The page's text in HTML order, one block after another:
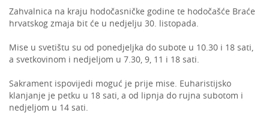
Zahvalnica na kraju hodočasničke godine te hodočašće Braće
hrvatskog zmaja bit će u nedjelju 30. listopada.
Mise u svetištu su od ponedjeljka do subote u 10.30 i 18 sati,
a svetkovinom i nedjeljom u 7.30, 9, 11 i 18 sati.
Sakrament ispovijedi moguć je prije mise. Euharistijsko
klanjanje je petku u 18 sati, a od lipnja do rujna subotom i
nedjeljom u 14 sati.